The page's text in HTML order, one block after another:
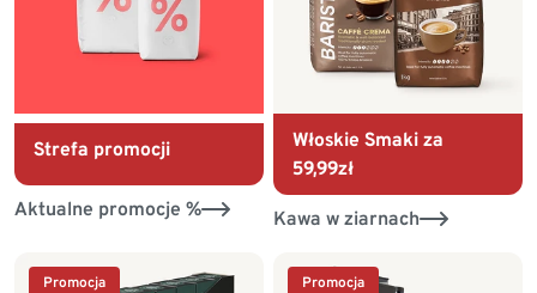
Strefa promocji
Aktualne promocje %
Włoskie Smaki za
59,99zł
Kawa w ziarnach
Promocja Promocja